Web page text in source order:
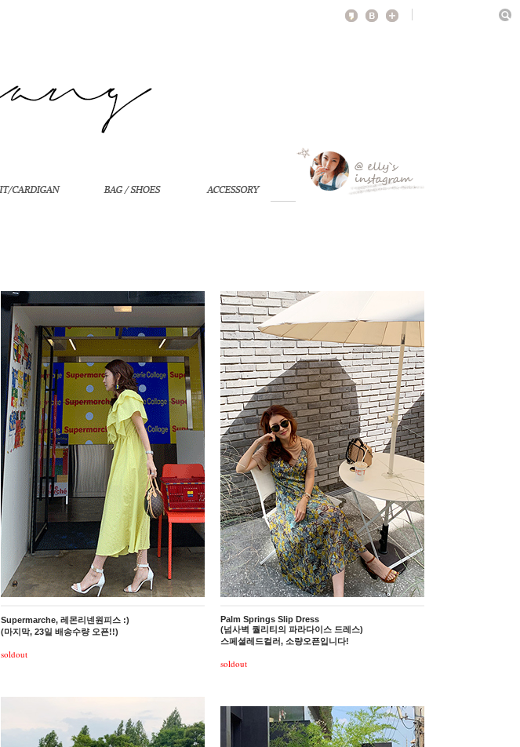
Supermarche, 레몬리넨원피스 :)
(마지막, 23일 배송수량 오픈!!)
soldout
Palm Springs Slip Dress
(넘사벽 퀄리티의 파라다이스 드레스)
스페셜레드컬러, 소량오픈입니다!
soldout